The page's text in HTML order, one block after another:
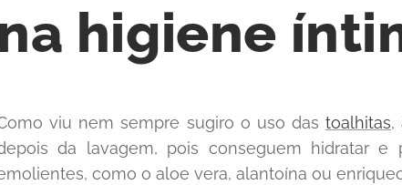
na higiene
viu nem sempre sugiro o uso das toalhitas,
da lavagem, pois conseguem hidratar
como o aloe vera, alantoína ou